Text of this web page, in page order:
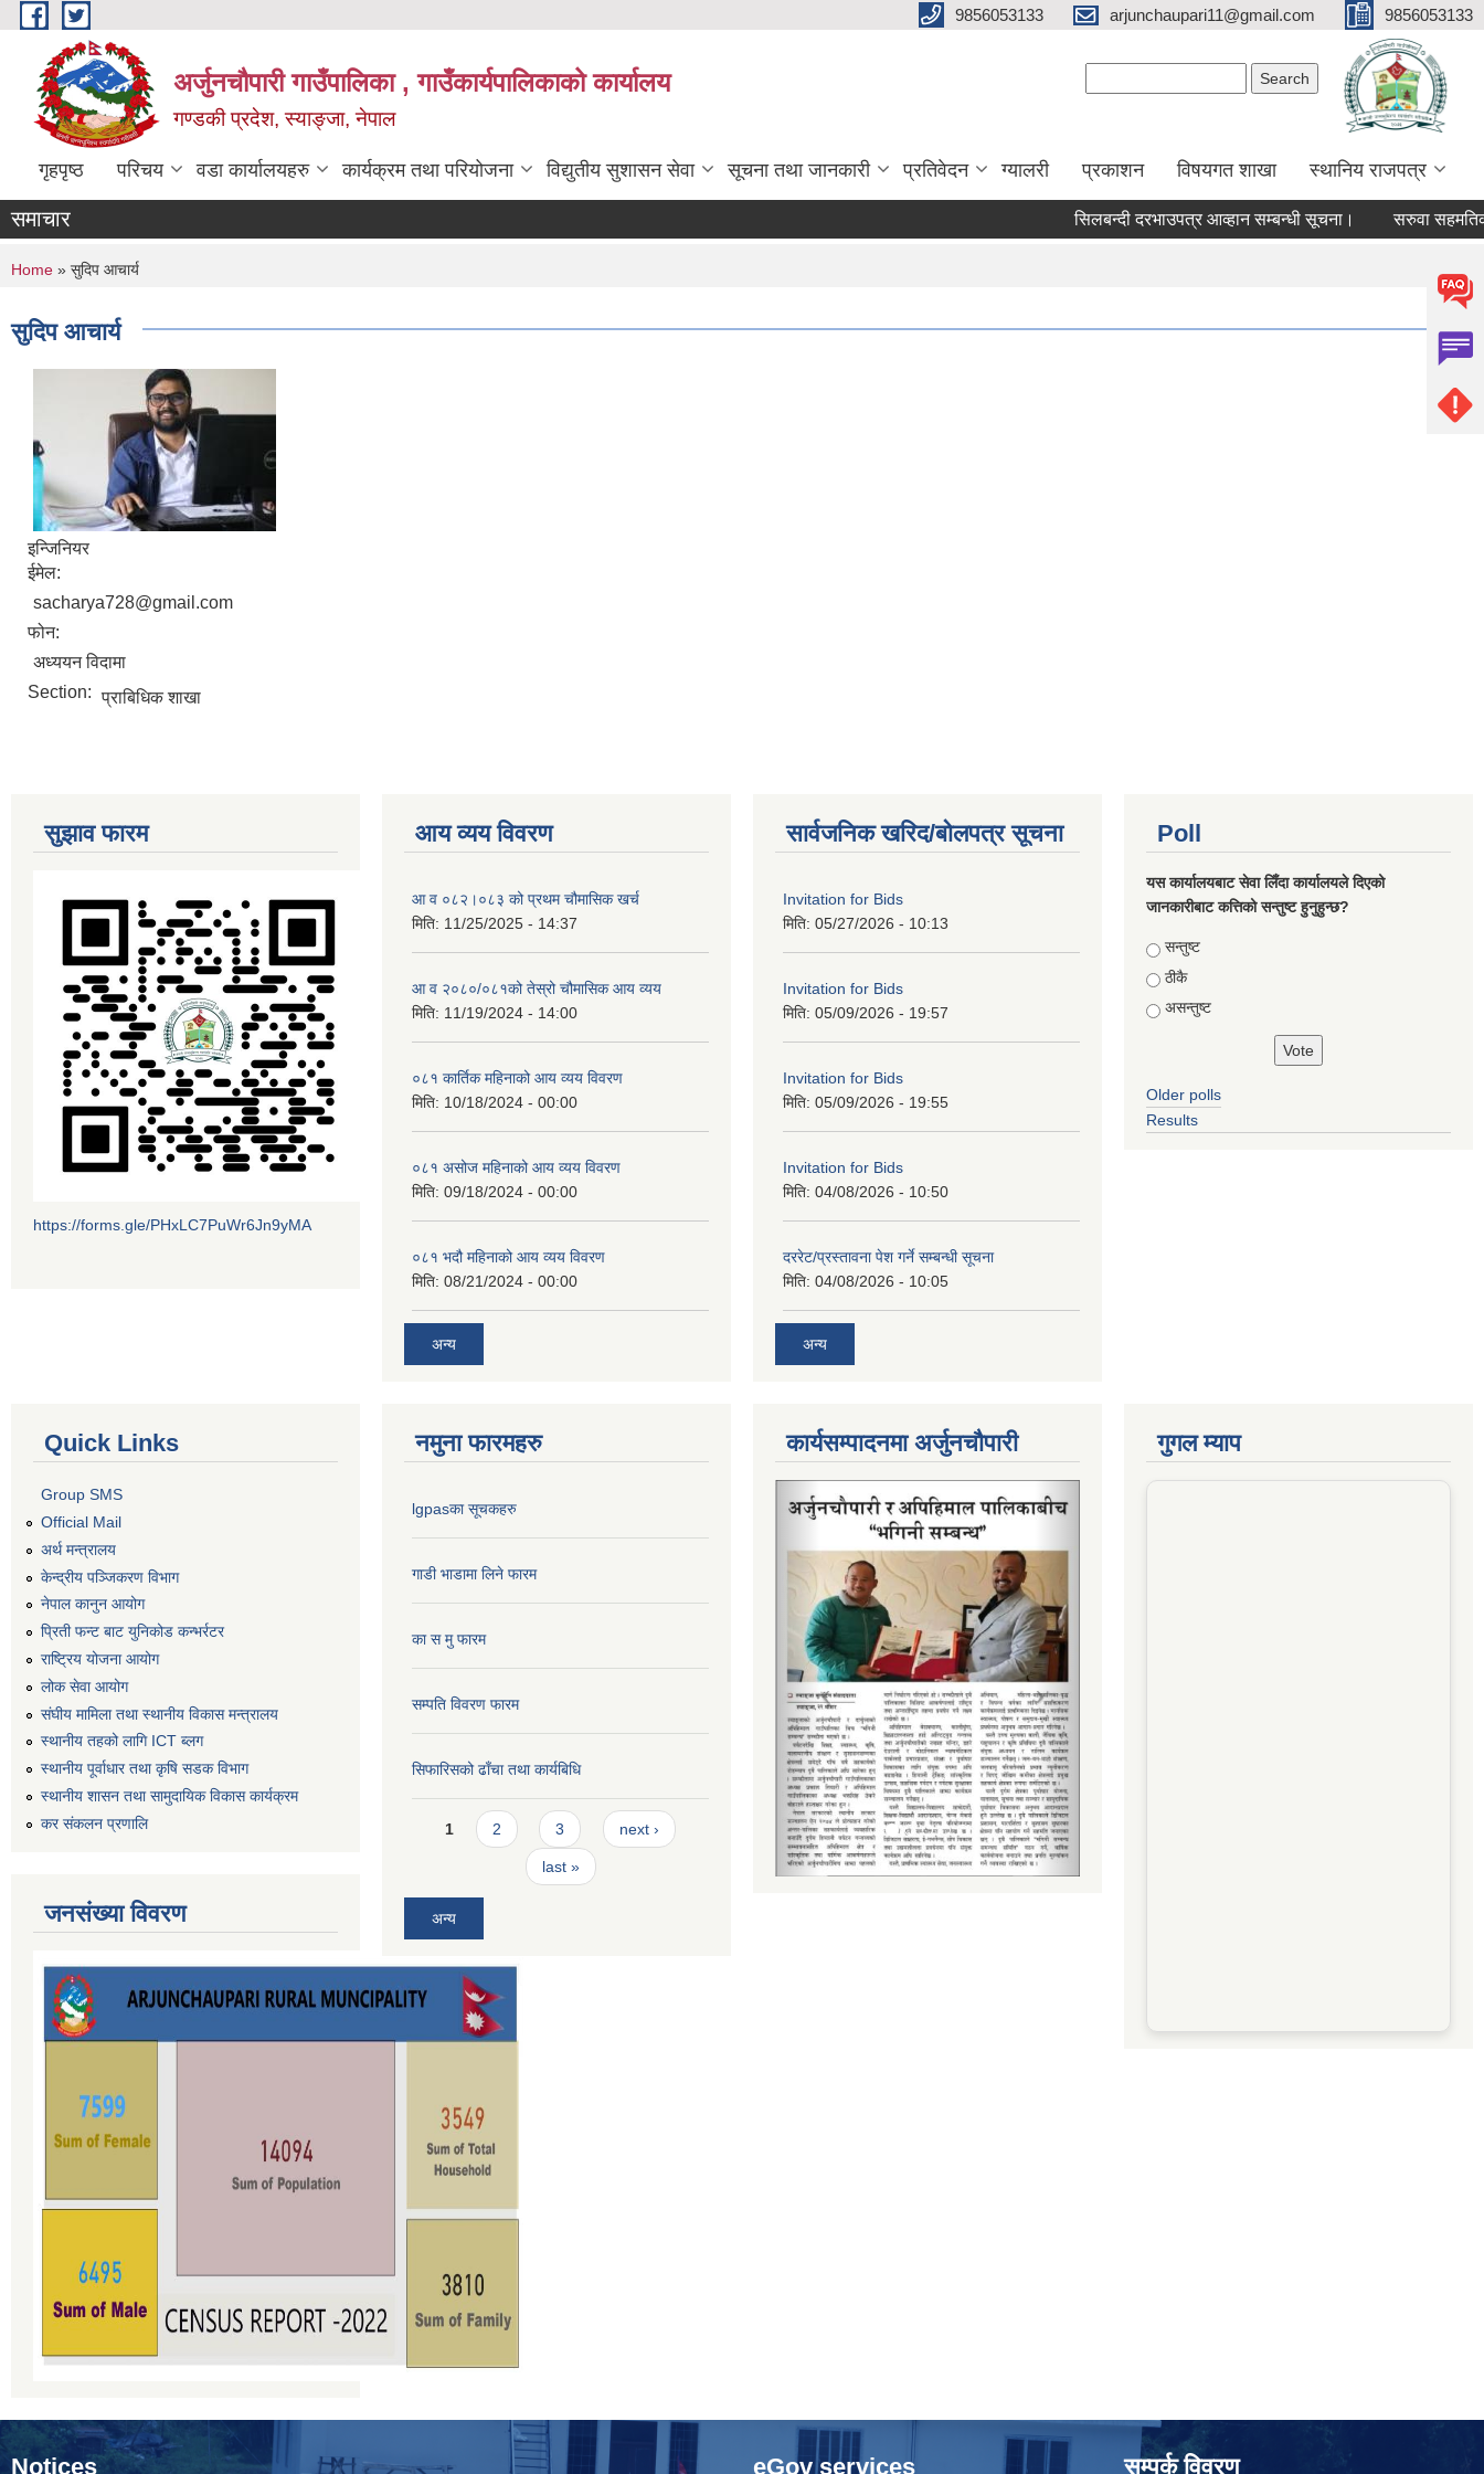
Skip to main content 9856053133 arjunchaupari11@gmail.com 9856053133
अर्जुनचौपारी गाउँपालिका , गाउँकार्यपालिकाको कार्यालय
गण्डकी प्रदेश, स्याङ्जा, नेपाल
गृहपृष्ठ परिचय वडा कार्यालयहरु कार्यक्रम तथा परियोजना विद्युतीय सुशासन सेवा सूचना तथा जानकारी प्रतिवेदन ग्यालरी प्रकाशन विषयगत शाखा स्थानिय राजपत्र
समाचार सिलबन्दी दरभाउपत्र आव्हान सम्बन्धी सूचना। सरुवा सहमतिका
You are here
Home » सुदिप आचार्य
सुदिप आचार्य
इन्जिनियर
ईमेल:
sacharya728@gmail.com
फोन:
अध्ययन विदामा
Section: प्राबिधिक शाखा
सुझाव फारम
https://forms.gle/PHxLC7PuWr6Jn9yMA
आय व्यय विवरण
आ व ०८२।०८३ को प्रथम चौमासिक खर्च
मिति: 11/25/2025 - 14:37
आ व २०८०/०८१को तेस्रो चौमासिक आय व्यय
मिति: 11/19/2024 - 14:00
०८१ कार्तिक महिनाको आय व्यय विवरण
मिति: 10/18/2024 - 00:00
०८१ असोज महिनाको आय व्यय विवरण
मिति: 09/18/2024 - 00:00
०८१ भदौ महिनाको आय व्यय विवरण
मिति: 08/21/2024 - 00:00
अन्य
सार्वजनिक खरिद/बोलपत्र सूचना
Invitation for Bids
मिति: 05/27/2026 - 10:13
Invitation for Bids
मिति: 05/09/2026 - 19:57
Invitation for Bids
मिति: 05/09/2026 - 19:55
Invitation for Bids
मिति: 04/08/2026 - 10:50
दररेट/प्रस्तावना पेश गर्ने सम्बन्धी सूचना
मिति: 04/08/2026 - 10:05
अन्य
Poll
यस कार्यालयबाट सेवा लिँदा कार्यालयले दिएको
जानकारीबाट कत्तिको सन्तुष्ट हुनुहुन्छ?
Choices
सन्तुष्ट
ठीकै
असन्तुष्ट
Older polls
Results
Quick Links
Group SMS
Official Mail
अर्थ मन्त्रालय
केन्द्रीय पञ्जिकरण विभाग
नेपाल कानुन आयोग
प्रिती फन्ट बाट युनिकोड कन्भर्रटर
राष्ट्रिय योजना आयोग
लोक सेवा आयोग
संघीय मामिला तथा स्थानीय विकास मन्त्रालय
स्थानीय तहको लागि ICT ब्लग
स्थानीय पूर्वाधार तथा कृषि सडक विभाग
स्थानीय शासन तथा सामुदायिक विकास कार्यक्रम
कर स‌ंकलन प्रणालि
जनसंख्या विवरण
नमुना फारमहरु
lgpasका सूचकहरु
गाडी भाडामा लिने फारम
का स मु फारम
सम्पति विवरण फारम
सिफारिसको ढाँचा तथा कार्यबिधि
Pages
1 2 3 next ›
last »
अन्य
कार्यसम्पादनमा अर्जुनचौपारी गुगल म्याप
Notices eGov services सम्पर्क विवरण